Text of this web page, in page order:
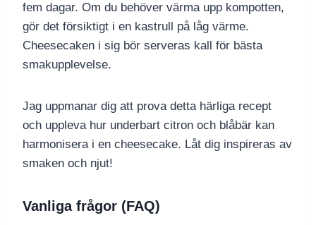
fem dagar. Om du behöver värma upp kompotten,
gör det försiktigt i en kastrull på låg värme.
Cheesecaken i sig bör serveras kall för bästa
smakupplevelse.
Jag uppmanar dig att prova detta härliga recept
och uppleva hur underbart citron och blåbär kan
harmonisera i en cheesecake. Låt dig inspireras av
smaken och njut!
Vanliga frågor (FAQ)